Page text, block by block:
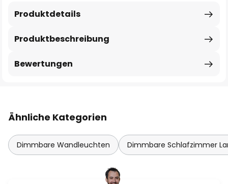
Produktbeschreibung
Produktdetails
Bewertungen
Ähnliche Kategorien
Dimmbare Wandleuchten Dimmbare Schlafzimmer